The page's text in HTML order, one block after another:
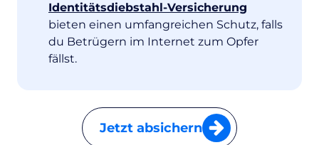
Identitätsdiebstahl-Versicherung
bieten einen umfangreichen Schutz, falls
du Betrügern im Internet zum Opfer
fällst.
Jetzt absichern